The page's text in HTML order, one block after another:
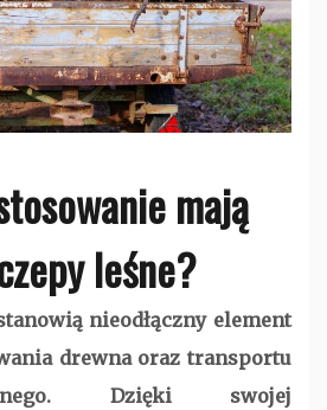
mają
leśne?
nieodłączny element
drewna oraz transportu
Dzięki swojej